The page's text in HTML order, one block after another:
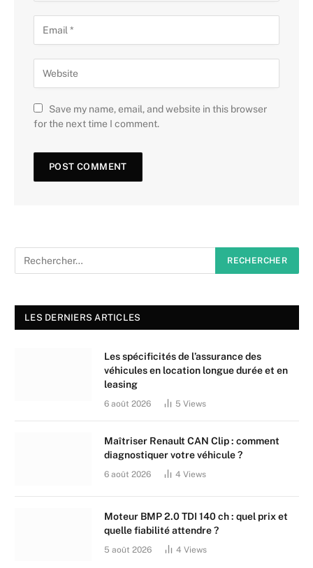
Save my name, email, and website in this browser
for the next time I comment.
LES DERNIERS ARTICLES
Les spécificités de l’assurance des
véhicules en location longue durée et en
leasing
6 août 2026 5 Views
Maîtriser Renault CAN Clip : comment
diagnostiquer votre véhicule ?
6 août 2026 4 Views
Moteur BMP 2.0 TDI 140 ch : quel prix et
quelle fiabilité attendre ?
5 août 2026 4 Views